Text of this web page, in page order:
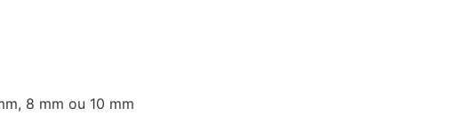
8 mm ou 10 mm